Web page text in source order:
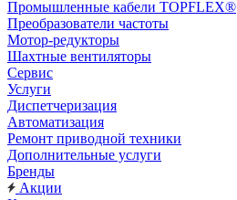
Промышленные кабели TOPFLEX®
Преобразователи частоты
Мотор-редукторы
Шахтные вентиляторы
Сервис
Услуги
Диспетчеризация
Автоматизация
Ремонт приводной техники
Дополнительные услуги
Бренды
Акции